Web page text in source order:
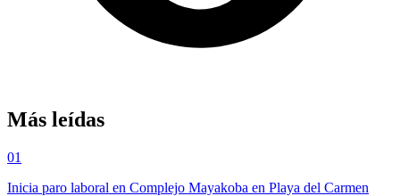
Más leídas
01
Inicia paro laboral en Complejo Mayakoba en Playa del Carmen